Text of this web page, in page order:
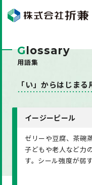
Glossary
用語集
「い」からはじまる
イージーピール
ゼリーや豆腐、茶碗
子どもや老人など力
す。シール強度が弱